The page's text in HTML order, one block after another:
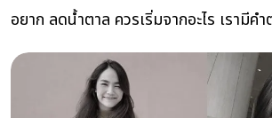
อยาก ลดน้ำตาล ควรเริ่มจากอะไร เรามีค